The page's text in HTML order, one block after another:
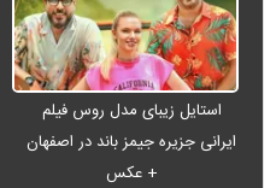
استایل زیبای مدل روس فیلم
ایرانی جزیره جیمز باند در اصفهان
+ عکس